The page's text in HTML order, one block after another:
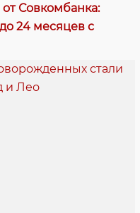
Совкомбанка:
24 месяцев с